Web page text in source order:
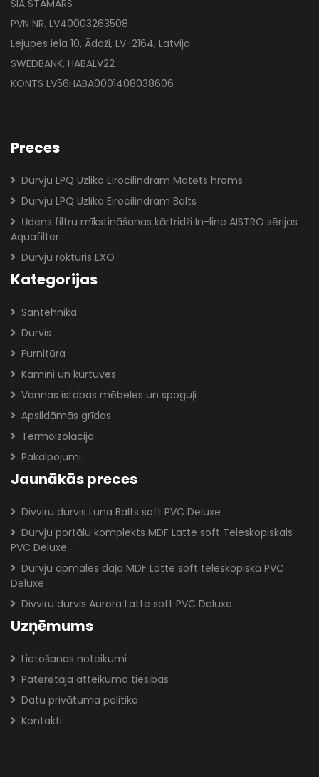
SIA STAMARS
PVN NR. LV40003263508
Lejupes iela 10, Ādaži, LV-2164, Latvija
SWEDBANK, HABALV22
KONTS LV56HABA0001408038606
Preces
Durvju LPQ Uzlika Eirocilindram Matēts hroms
Durvju LPQ Uzlika Eirocilindram Balts
Ūdens filtru mīkstināšanas kārtridži In-line AISTRO sērijas
Aquafilter
Durvju rokturis EXO
Kategorijas
Santehnika
Durvis
Furnitūra
Kamīni un kurtuves
Vannas istabas mēbeles un spoguļi
Apsildāmās grīdas
Termoizolācija
Pakalpojumi
Jaunākās preces
Divviru durvis Luna Balts soft PVC Deluxe
Durvju portālu komplekts MDF Latte soft Teleskopiskais
PVC Deluxe
Durvju apmales daļa MDF Latte soft teleskopiskā PVC
Deluxe
Divviru durvis Aurora Latte soft PVC Deluxe
Uzņēmums
Lietošanas noteikumi
Patērētāja atteikuma tiesības
Datu privātuma politika
Kontakti